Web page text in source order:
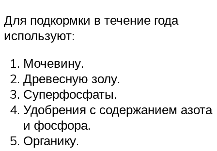
Для подкормки в течение года
используют:
Мочевину.
Древесную золу.
Суперфосфаты.
Удобрения с содержанием азота
и фосфора.
Органику.